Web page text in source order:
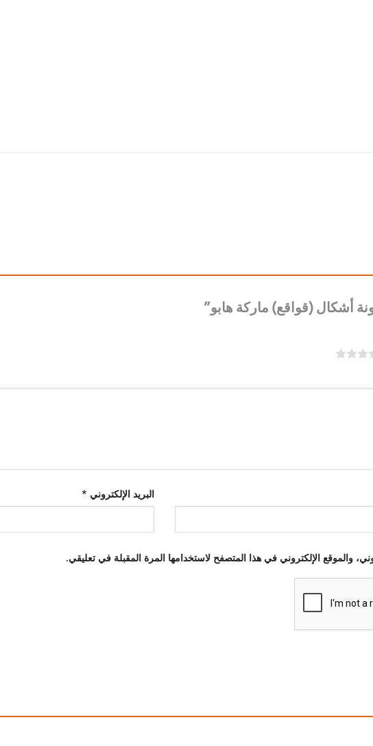
أشكال (قواقع) ماركة هابو”
البريد الإلكتروني *
والموقع الإلكتروني في هذا المتصفح لاستخدامها المرة المقبلة في تعليقي.